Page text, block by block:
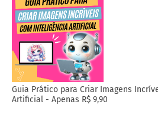
Guia Prático para Criar Imagens
Artificial - Apenas R$ 9,90